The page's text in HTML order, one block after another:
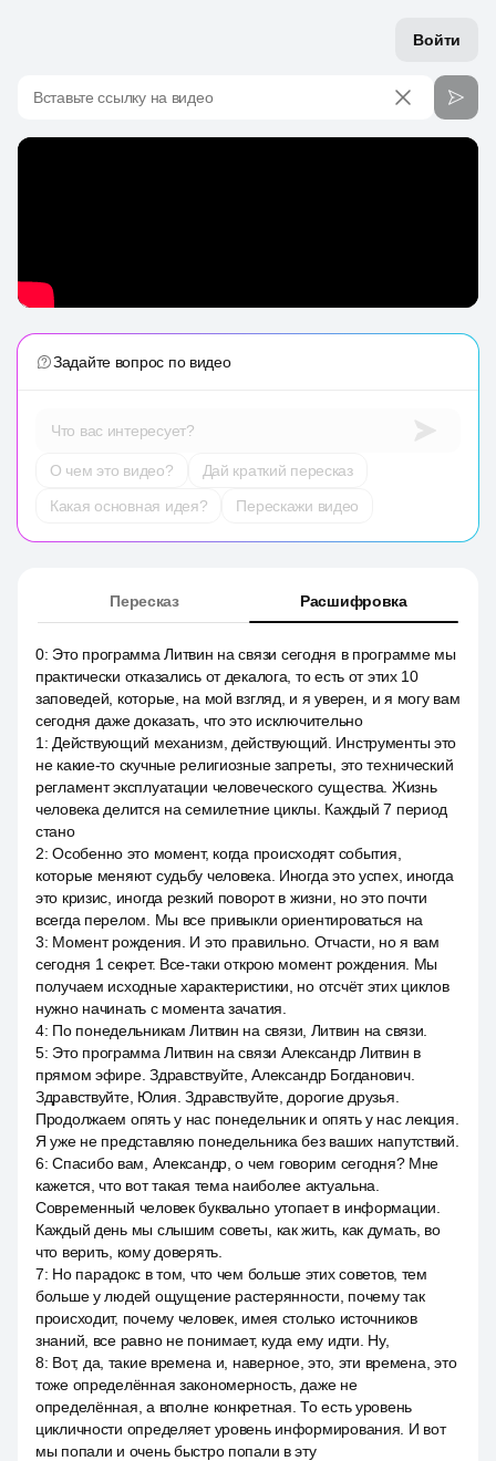
Войти
Вставьте ссылку на видео
Задайте вопрос по видео
Что вас интересует?
О чем это видео?
Дай краткий пересказ
Какая основная идея?
Перескажи видео
Пересказ Расшифровка
0: Это программа Литвин на связи сегодня в программе мы
практически отказались от декалога, то есть от этих 10
заповедей, которые, на мой взгляд, и я уверен, и я могу вам
сегодня даже доказать, что это исключительно
1 : Действующий механизм, действующий. Инструменты это
не какие-то скучные религиозные запреты, это технический
регламент эксплуатации человеческого существа. Жизнь
человека делится на семилетние циклы. Каждый 7 период
стано
2:Особенно это момент, когда происходят события,
которые меняют судьбу человека. Иногда это успех, иногда
это кризис, иногда резкий поворот в жизни, но это почти
всегда перелом. Мы все привыкли ориентироваться на
3: Момент рождения. И это правильно. Отчасти, но я вам
сегодня 1 секрет. Все-таки открою момент рождения. Мы
получаем исходные характеристики, но отсчёт этих циклов
нужно начинать с момента зачатия.
4: По понедельникам Литвин на связи, Литвин на связи.
5: Это программа Литвин на связи Александр Литвин в
прямом эфире. Здравствуйте, Александр Богданович.
Здравствуйте, Юлия. Здравствуйте, дорогие друзья.
Продолжаем опять у нас понедельник и опять у нас лекция.
Я уже не представляю понедельника без ваших напутствий.
6:Спасибо вам, Александр, о чем говорим сегодня? Мне
кажется, что вот такая тема наиболее актуальна.
Современный человек буквально утопает в информации.
Каждый день мы слышим советы, как жить, как думать, во
что верить, кому доверять.
7: Но парадокс в том, что чем больше этих советов, тем
больше у людей ощущение растерянности, почему так
происходит, почему человек, имея столько источников
знаний, все равно не понимает, куда ему идти. Ну,
8: Вот, да, такие времена и, наверное, это, эти времена, это
тоже определённая закономерность, даже не
определённая, а вполне конкретная. То есть уровень
цикличности определяет уровень информирования. И вот
мы попали и очень быстро попали в эту